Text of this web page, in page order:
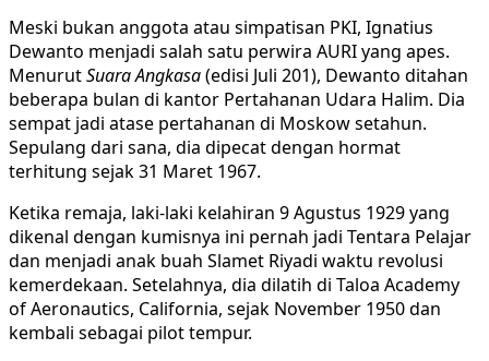
Meski bukan anggota atau simpatisan PKI, Ignatius
Dewanto menjadi salah satu perwira AURI yang apes.
MenurutSuara Angkasa(edisi Juli 201), Dewanto ditahan
beberapa bulan di kantor Pertahanan Udara Halim. Dia
sempat jadi atase pertahanan di Moskow setahun.
Sepulang dari sana, dia dipecat dengan hormat
terhitung sejak 31 Maret 1967.
Ketika remaja, laki-laki kelahiran 9 Agustus 1929 yang
dikenal dengan kumisnya ini pernah jadi Tentara Pelajar
dan menjadi anak buah Slamet Riyadi waktu revolusi
kemerdekaan. Setelahnya, dia dilatih di Taloa Academy
of Aeronautics, California, sejak November 1950 dan
kembali sebagai pilot tempur.